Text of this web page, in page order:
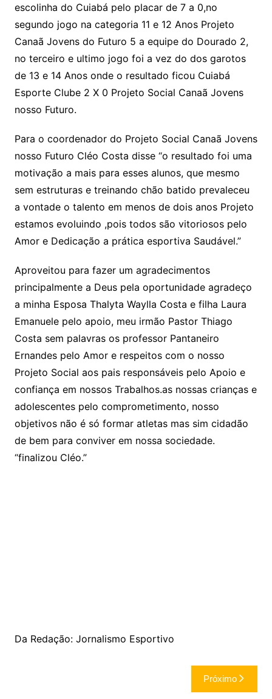
escolinha do Cuiabá pelo placar de 7 a 0,no
segundo jogo na categoria 11 e 12 Anos Projeto
Canaã Jovens do Futuro 5 a equipe do Dourado 2,
no terceiro e ultimo jogo foi a vez do dos garotos
de 13 e 14 Anos onde o resultado ficou Cuiabá
Esporte Clube 2 X 0 Projeto Social Canaã Jovens
nosso Futuro.
Para o coordenador do Projeto Social Canaã Jovens
nosso Futuro Cléo Costa disse “o resultado foi uma
motivação a mais para esses alunos, que mesmo
sem estruturas e treinando chão batido prevaleceu
a vontade o talento em menos de dois anos Projeto
estamos evoluindo ,pois todos são vitoriosos pelo
Amor e Dedicação a prática esportiva Saudável.”
Aproveitou para fazer um agradecimentos
principalmente a Deus pela oportunidade agradeço
a minha Esposa Thalyta Waylla Costa e filha Laura
Emanuele pelo apoio, meu irmão Pastor Thiago
Costa sem palavras os professor Pantaneiro
Ernandes pelo Amor e respeitos com o nosso
Projeto Social aos pais responsáveis pelo Apoio e
confiança em nossos Trabalhos.as nossas crianças e
adolescentes pelo comprometimento, nosso
objetivos não é só formar atletas mas sim cidadão
de bem para conviver em nossa sociedade.
“finalizou Cléo.”
Da Redação: Jornalismo Esportivo
Próximo